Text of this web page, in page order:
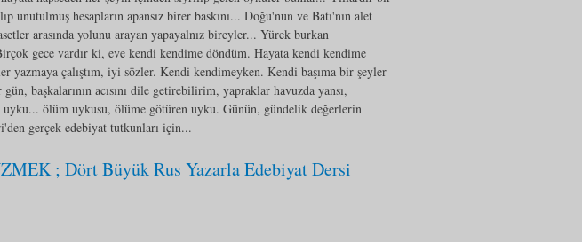
unutulmuş hesapların apansız birer baskını... Doğu'nun ve Batı'nın alet
arasında yolunu arayan yapayalnız bireyler... Yürek burkan
gece vardır ki, eve kendi kendime döndüm. Hayata kendi kendime
yazmaya çalıştım, iyi sözler. Kendi kendimeyken. Kendi başıma bir şeyler
başkalarının acısını dile getirebilirim, yapraklar havuzda yansı,
ölüm uykusu, ölüme götüren uyku. Günün, gündelik değerlerin
gerçek edebiyat tutkunları için...
; Dört Büyük Rus Yazarla Edebiyat Dersi